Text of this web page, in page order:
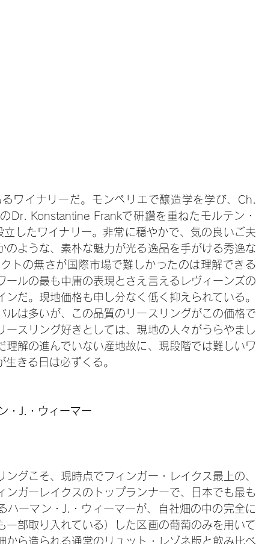
ワイナリーだ。モンペリエで醸造学を学び、Ch.
Dr. Konstantine Frankで研鑽を重ねたモルテン・
したワイナリー。非常に穏やかで、気の良いご夫
のような、素朴な魅力が光る逸品を手がける秀逸な
トの無さが国際市場で難しかったのは理解できる
ールの最も中庸の表現とさえ言えるレヴィーンズの
だ。現地価格も申し分なく低く抑えられている。
ルは多いが、この品質のリースリングがこの価格で
ースリング好きとしては、現地の人々がうらやまし
理解の進んでいない産地故に、現段階では難しいワ
きる日は必ずくる。
・J.・ウィーマー
グこそ、現時点でフィンガー・レイクス最上の、
ガーレイクスのトップランナーで、日本でも最も
ハーマン・J.・ウィーマーが、自社畑の中の完全に
一部取り入れている）した区画の葡萄のみを用いて
から造られる通常のリュット・レゾネ版と飲み比べ